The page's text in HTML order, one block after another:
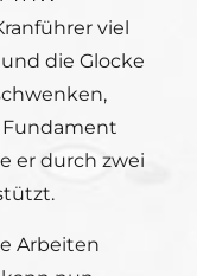
viel
die Glocke
Fundament
er durch zwei
Arbeiten